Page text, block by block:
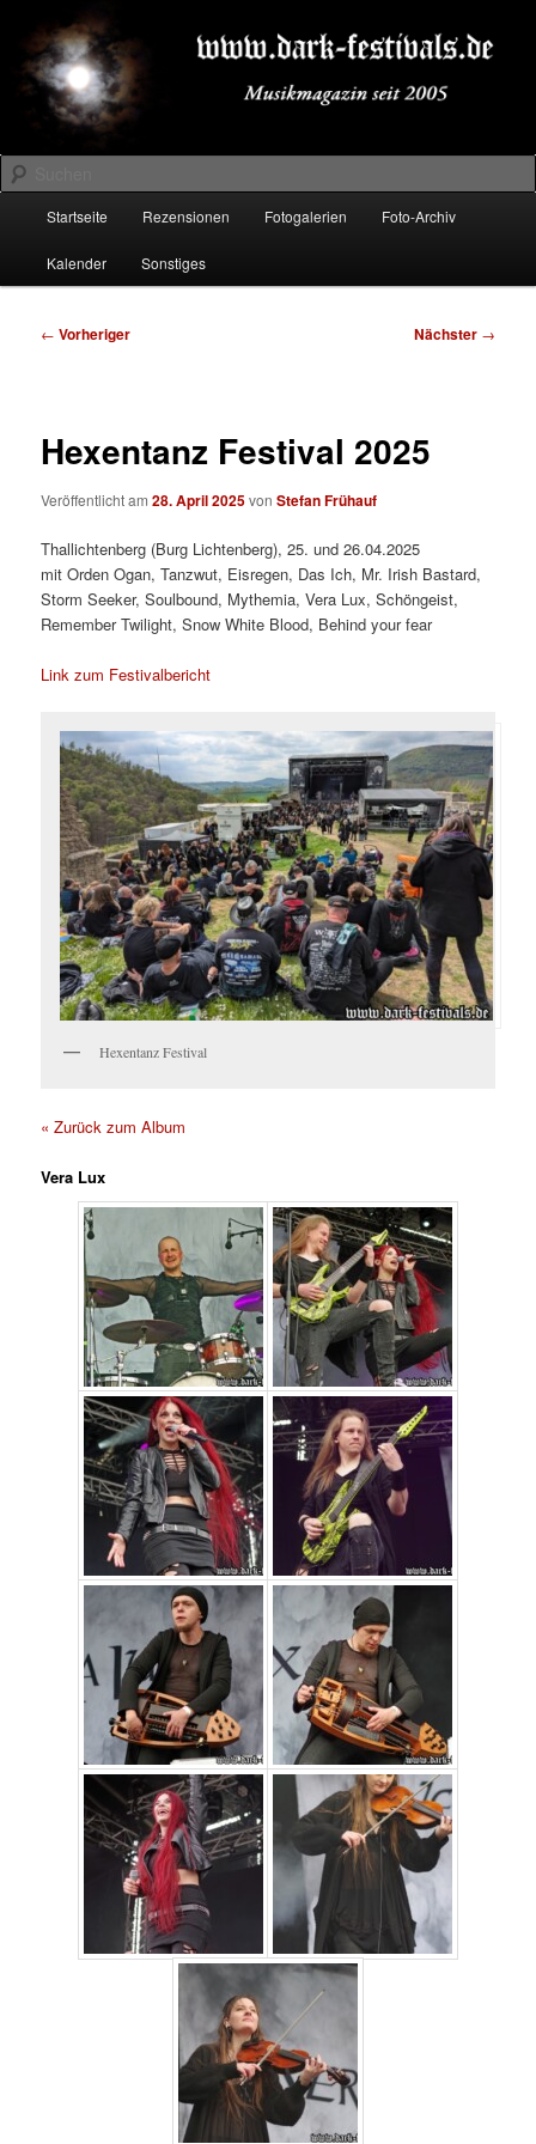
primären
Inhalt
springenDARK-FESTIVALS.DE
Suchen
Startseite Rezensionen Fotogalerien Foto-Archiv
Kalender Sonstiges
Beitragsnavigation
← Vorheriger Nächster →
Hexentanz Festival 2025
Veröffentlicht am28. April 2025vonStefan Frühauf
Thallichtenberg (Burg Lichtenberg), 25. und 26.04.2025
mit Orden Ogan, Tanzwut, Eisregen, Das Ich, Mr. Irish Bastard,
Storm Seeker, Soulbound, Mythemia, Vera Lux, Schöngeist,
Remember Twilight, Snow White Blood, Behind your fear
Link zum Festivalbericht
Hexentanz Festival
« Zurück zum Album
Vera Lux